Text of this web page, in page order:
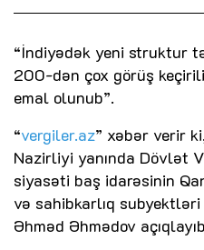
“İndiyədək yeni struktur
200-dən çox görüş
emal olunub”.
“vergiler.az” xəbər verir
Nazirliyi yanında Dövlət
siyasəti baş idarəsinin
və sahibkarlıq
Əhməd Əhmədov